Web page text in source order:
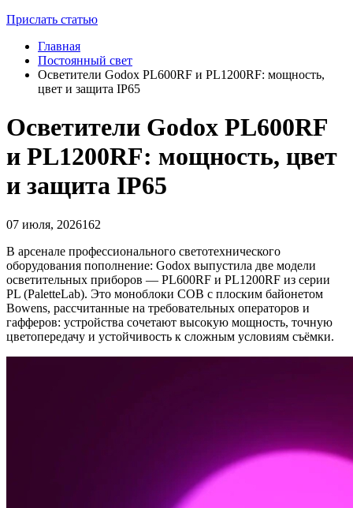
Прислать статью
Главная
Постоянный свет
Осветители Godox PL600RF и PL1200RF: мощность,
цвет и защита IP65
Осветители Godox PL600RF
и PL1200RF: мощность, цвет
и защита IP65
07 июля, 2026162
В арсенале профессионального светотехнического
оборудования пополнение: Godox выпустила две модели
осветительных приборов — PL600RF и PL1200RF из серии
PL (PaletteLab). Это моноблоки COB с плоским байонетом
Bowens, рассчитанные на требовательных операторов и
гафферов: устройства сочетают высокую мощность, точную
цветопередачу и устойчивость к сложным условиям съёмки.